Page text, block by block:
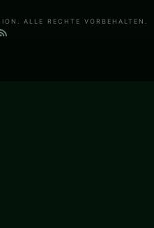
ALLE RECHTE VORBEHALTEN.